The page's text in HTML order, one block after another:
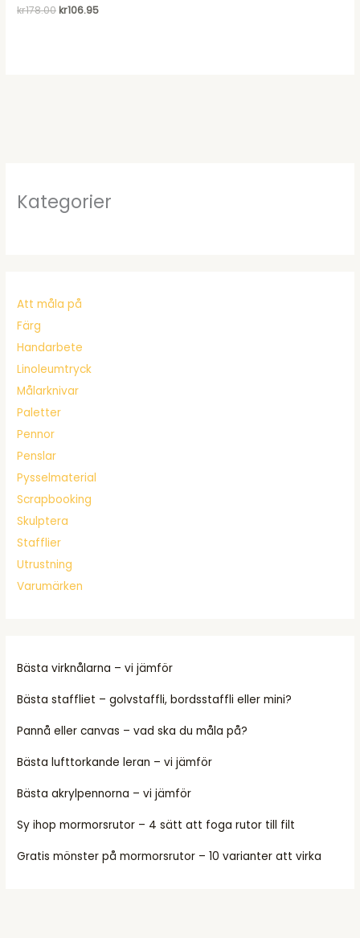
Kategorier
Att måla på
Färg
Handarbete
Linoleumtryck
Målarknivar
Paletter
Pennor
Penslar
Pysselmaterial
Scrapbooking
Skulptera
Stafflier
Utrustning
Varumärken
Bästa virknålarna – vi jämför
Bästa staffliet – golvstaffli, bordsstaffli eller mini?
Pannå eller canvas – vad ska du måla på?
Bästa lufttorkande leran – vi jämför
Bästa akrylpennorna – vi jämför
Sy ihop mormorsrutor – 4 sätt att foga rutor till filt
Gratis mönster på mormorsrutor – 10 varianter att virka
kr178.00Det
kr106.95Det